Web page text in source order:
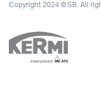
Copyright 2024 © SB. All